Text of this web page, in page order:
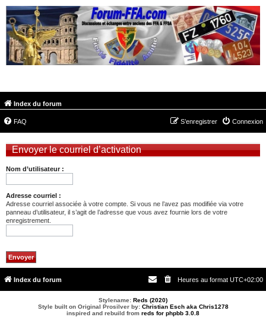
Index du forum
FAQ Connexion
S’enregistrer
Envoyer le courriel d’activation
Nom d’utilisateur :
Adresse courriel :
Adresse courriel associée à votre compte. Si vous ne l’avez pas modifiée via votre
panneau d’utilisateur, il s’agit de l’adresse que vous avez fournie lors de votre
enregistrement.
Index du forum Heures au format UTC+02:00
Stylename: Reds (2020)
Style built on Original Prosilver by: Christian Esch aka Chris1278
inspired and rebuild from reds for phpbb 3.0.8